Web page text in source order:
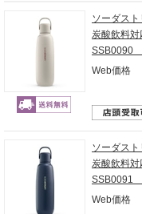
ソーダスト
炭酸飲料
SSB0090
Web価格
ソーダスト
炭酸飲料
SSB0091
Web価格